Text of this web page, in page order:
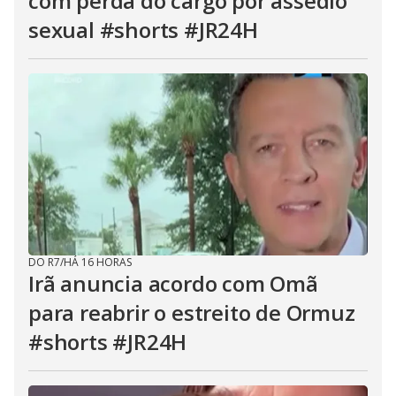
sexual #shorts #JR24H
DO R7/HÁ 16 HORAS
Irã anuncia acordo com Omã
para reabrir o estreito de Ormuz
#shorts #JR24H